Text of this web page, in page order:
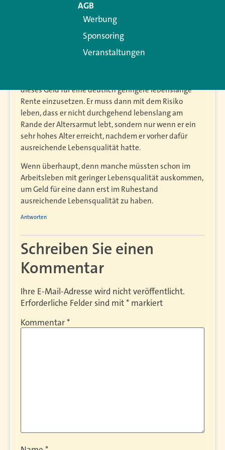
bereits ausreichenden Alterseinkünften ab
Ruhestandsbeginn.
Wer indes ab Rentenbeginn schon nur eine
ausreichende Lebensqualität erzielt, indem er
dieses Geld für eine deutlich geringere lebenslange
Rente einzusetzen. Er muss dann mit dem Risiko
leben, dass er nicht durchgehend lebenslang am
Rande der Altersarmut lebt, sondern nur wenn er ein
sehr hohes Alter erreicht, nachdem er vorher dafür
ausreichende Lebensqualität hatte.
Wenn überhaupt, denn manche müssten schon im
Arbeitsleben mit geringer Lebensqualität auskommen,
um Geld für eine dann erst im Ruhestand
ausreichende Lebensqualität zu haben.
Antworten
Schreiben Sie einen
Kommentar
Ihre E-Mail-Adresse wird nicht veröffentlicht.
Erforderliche Felder sind mit* markiert
Kommentar*
AGB
Werbung
Sponsoring
Veranstaltungen